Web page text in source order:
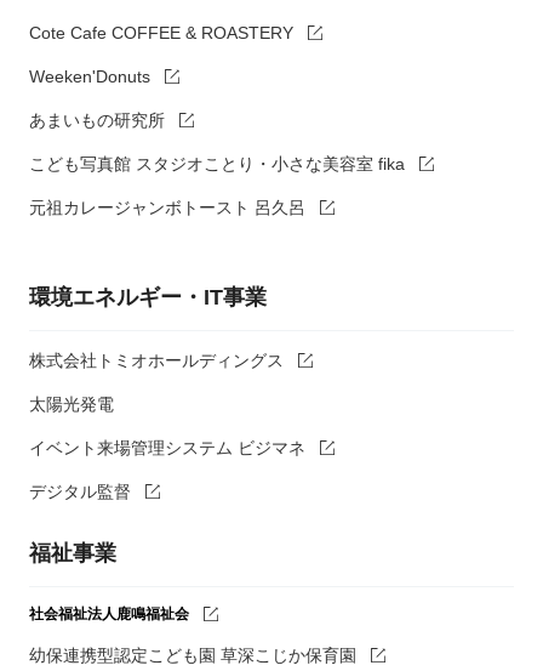
Cote Cafe COFFEE & ROASTERY
Weeken'Donuts
あまいもの研究所
こども写真館 スタジオことり・小さな美容室 fika
元祖カレージャンボトースト 呂久呂
環境エネルギー・IT事業
株式会社トミオホールディングス
太陽光発電
イベント来場管理システム ビジマネ
デジタル監督
福祉事業
社会福祉法人鹿鳴福祉会
幼保連携型認定こども園 草深こじか保育園